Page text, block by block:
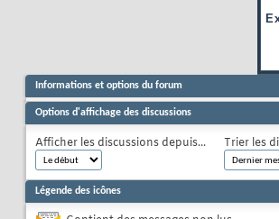
Informations et options du forum
Options d'affichage des discussions
Afficher les discussions depuis... Trier les
Légende des icônes